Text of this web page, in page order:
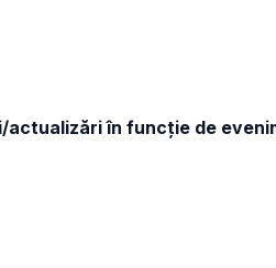
în funcție de